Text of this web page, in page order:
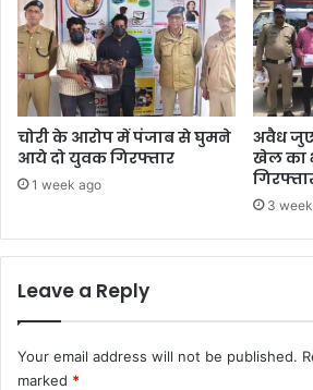
चोरी के आरोप में पंजाब से घुमने
आये दो युवक गिरफ्तार
1 week ago
अवैध
खेल का
3
Leave a Reply
Your email address will not be published.
marked *